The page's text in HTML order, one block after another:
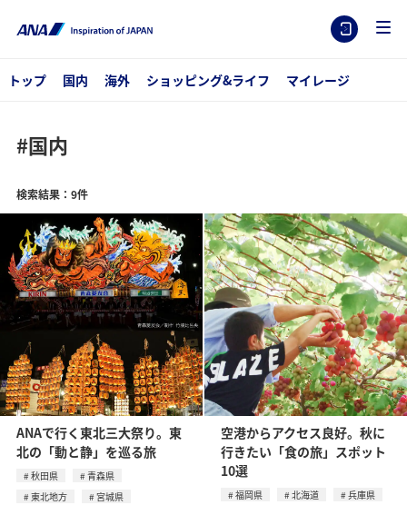
トップ 国内 海外 ショッピング&ライフ マイレージ
#国内
検索結果：9件
ANAで行く東北三大祭り。東
北の「動と静」を巡る旅
秋田県
青森県
東北地方
宮城県
空港からアクセス良好。秋に
行きたい「食の旅」スポット
10選
福岡県 北海道
兵庫県